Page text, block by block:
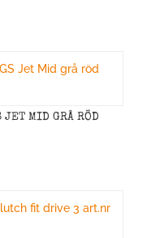
MID GRÅ RÖD